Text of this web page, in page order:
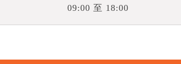
09:00 至 18:00